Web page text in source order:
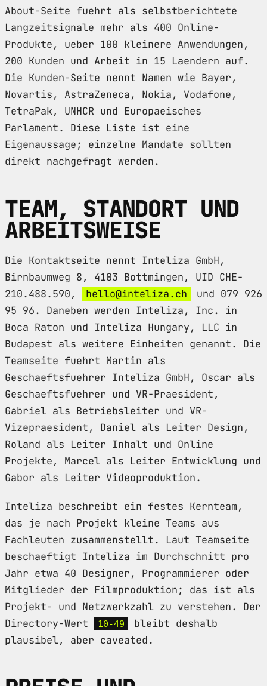
About-Seite fuehrt als selbstberichtete
Langzeitsignale mehr als 400 Online-
Produkte, ueber 100 kleinere Anwendungen,
200 Kunden und Arbeit in 15 Laendern auf.
Die Kunden-Seite nennt Namen wie Bayer,
Novartis, AstraZeneca, Nokia, Vodafone,
TetraPak, UNHCR und Europaeisches
Parlament. Diese Liste ist eine
Eigenaussage; einzelne Mandate sollten
direkt nachgefragt werden.
TEAM, STANDORT UND
ARBEITSWEISE
Die Kontaktseite nennt Inteliza GmbH,
Birnbaumweg 8, 4103 Bottmingen, UID CHE-
210.488.590,
hello@inteliza.ch
und 079 926
95 96. Daneben werden Inteliza, Inc. in
Boca Raton und Inteliza Hungary, LLC in
Budapest als weitere Einheiten genannt. Die
Teamseite fuehrt Martin als
Geschaeftsfuehrer Inteliza GmbH, Oscar als
Geschaeftsfuehrer und VR-Praesident,
Gabriel als Betriebsleiter und VR-
Vizepraesident, Daniel als Leiter Design,
Roland als Leiter Inhalt und Online
Projekte, Marcel als Leiter Entwicklung und
Gabor als Leiter Videoproduktion.
Inteliza beschreibt ein festes Kernteam,
das je nach Projekt kleine Teams aus
Fachleuten zusammenstellt. Laut Teamseite
beschaeftigt Inteliza im Durchschnitt pro
Jahr etwa 40 Designer, Programmierer oder
Mitglieder der Filmproduktion; das ist als
Projekt- und Netzwerkzahl zu verstehen. Der
Directory-Wert
10-49
bleibt deshalb
plausibel, aber caveated.